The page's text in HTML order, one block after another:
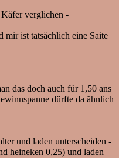
verglichen -
mir ist tatsächlich eine Saite
das doch auch für 1,50 ans
dürfte da ähnlich
und laden unterscheiden -
heineken 0,25) und laden